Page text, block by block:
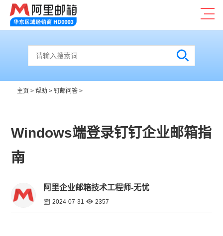
主页 > 帮助> 钉邮问答>
Windows端登录钉钉企业邮箱指
南
阿里企业邮箱技术工程师-无忧
2024-07-31 2357